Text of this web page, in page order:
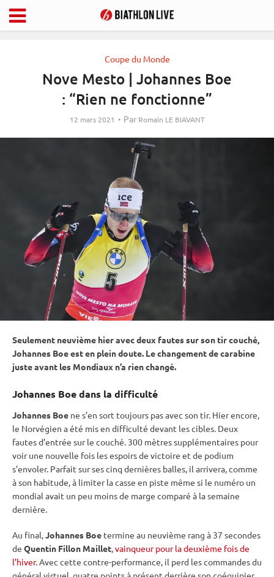
Coupe du Monde
Nove Mesto | Johannes Boe
: “Rien ne fonctionne”
12 mars 2021 Par Romain LE BIAVANT
Seulement neuvième hier avec deux fautes sur son tircouché,
Johannes Boe est en plein doute. Le changement decarabine
juste avant les Mondiaux n’a rien changé.
Johannes Boe dans la difficulté
Johannes Boe ne s’en sort toujours pas avec son tir. Hier encore,
le Norvégien a été mis en difficulté devant les cibles. Deux
fautes d’entrée sur le couché. 300 mètres supplémentaires pour
voir une nouvelle fois les espoirs de victoire et de podium
s’envoler. Parfait sur ses cinq dernières balles, il arrivera, comme
à son habitude, à limiter la casse en piste même si le numéro un
mondial avait un peu moins de marge comparé à la semaine
dernière.
Au final,Johannes Boe termine au neuvième rang à 37 secondes
de Quentin Fillon Maillet,vainqueur pour la deuxième fois de
l’hiver. Avec cette contre-performance, il perd les commandes du